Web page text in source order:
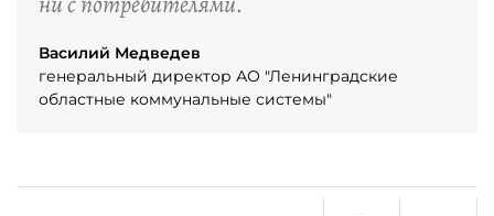
Василий Медведев
генеральный директор АО "Ленинградские
областные коммунальные системы"